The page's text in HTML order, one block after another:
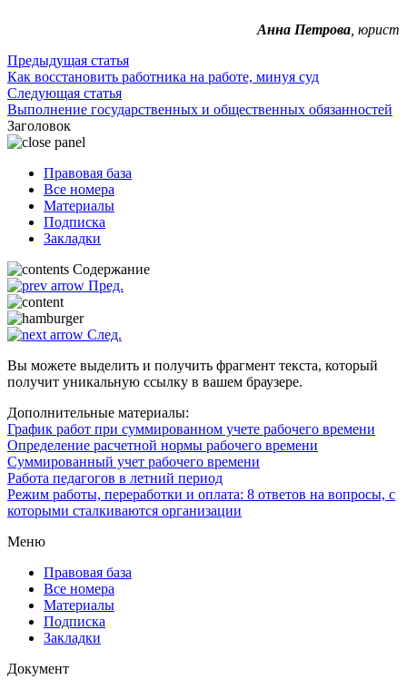
Анна Петрова , юрист
Предыдущая статья
Как восстановить работника на работе, минуя суд
Следующая статья
Выполнение государственных и общественных обязанностей
Заголовок
Правовая база
Все номера
Материалы
Подписка
Закладки
Содержание
Пред.
След.
Вы можете выделить и получить фрагмент текста, который
получит уникальную ссылку в вашем браузере.
Дополнительные материалы:
График работ при суммированном учете рабочего времени
Определение расчетной нормы рабочего времени
Суммированный учет рабочего времени
Работа педагогов в летний период
Режим работы, переработки и оплата: 8 ответов на вопросы, с
которыми сталкиваются организации
Меню
Правовая база
Все номера
Материалы
Подписка
Закладки
Документ